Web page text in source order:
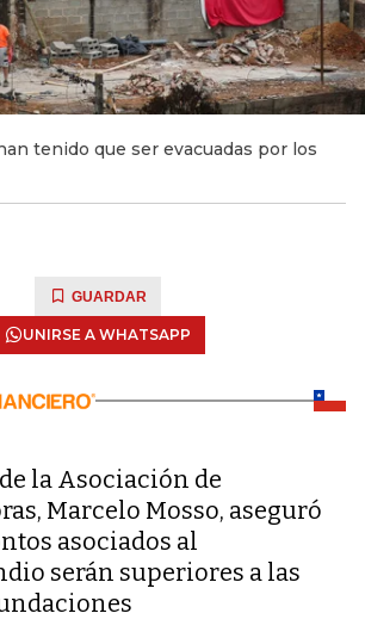
tenido que ser evacuadas por los
GUARDAR
UNIRSE A WHATSAPP
la Asociación de
Marcelo Mosso, aseguró
asociados al
serán superiores a las